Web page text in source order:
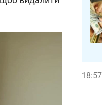
18:57